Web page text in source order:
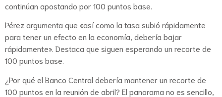
continúan apostando por 100 puntos base.
Pérez argumenta que «así como la tasa subió rápidamente
para tener un efecto en la economía, debería bajar
rápidamente». Destaca que siguen esperando un recorte de
100 puntos base.
¿Por qué el Banco Central debería mantener un recorte de
100 puntos en la reunión de abril? El panorama no es sencillo,